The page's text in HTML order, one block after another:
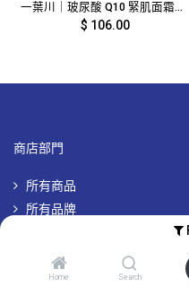
Home Search
一葉川｜玻尿酸 Q10 緊肌面霜｜長崎玫瑰香 金黃色｜1936
$ 106.00
商店部門
所有商品
所有品牌
帳戶及其他資訊